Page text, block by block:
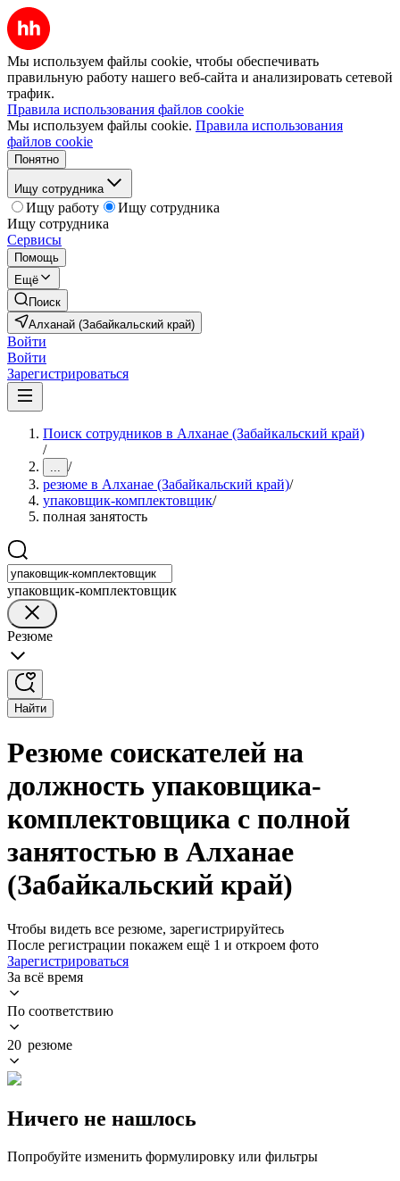
Мы используем файлы cookie, чтобы обеспечивать
правильную работу нашего веб-сайта и анализировать сетевой
трафик.
Правила использования файлов cookie
Мы используем файлы cookie. Правила использования
файлов cookie
Понятно
Ищу сотрудника
Ищу работу
Ищу сотрудника
Ищу сотрудника
Сервисы
Помощь
Ещё
Поиск
Алханай (Забайкальский край)
Войти
Войти
Зарегистрироваться
Поиск сотрудников в Алханае (Забайкальский край)
/
... /
резюме в Алханае (Забайкальский край)/
упаковщик-комплектовщик/
полная занятость
упаковщик-комплектовщик
Резюме
Найти
Резюме соискателей на
должность упаковщика-
комплектовщика с полной
занятостью в Алханае
(Забайкальский край)
Чтобы видеть все резюме, зарегистрируйтесь
После регистрации покажем ещё 1 и откроем фото
Зарегистрироваться
За всё время
По соответствию
20 резюме
Ничего не нашлось
Попробуйте изменить формулировку или фильтры